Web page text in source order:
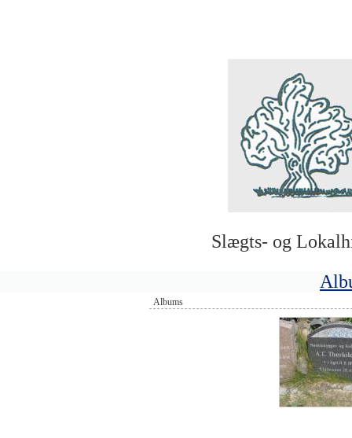
Slægts- og
Albums